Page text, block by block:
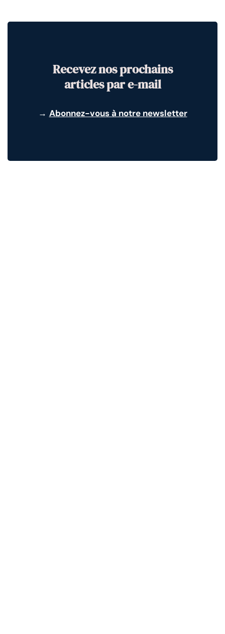
Recevez nos prochains
articles par e-mail
→ Abonnez-vous à notre newsletter